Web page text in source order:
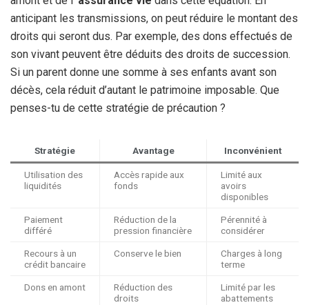
anticipant les transmissions, on peut réduire le montant des
droits qui seront dus. Par exemple, des dons effectués de
son vivant peuvent être déduits des droits de succession.
Si un parent donne une somme à ses enfants avant son
décès, cela réduit d’autant le patrimoine imposable. Que
penses-tu de cette stratégie de précaution ?
Stratégie Avantage Inconvénient
Utilisation des
liquidités
Accès rapide aux
fonds
Limité aux
avoirs
disponibles
Paiement
différé
Réduction de la
pression financière
Pérennité à
considérer
Recours à un
crédit bancaire
Conserve le bien
Charges à long
terme
Dons en amont
Réduction des
droits
Limité par les
abattements